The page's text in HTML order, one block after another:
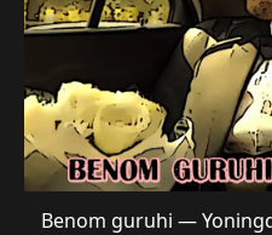
Benom guruhi —